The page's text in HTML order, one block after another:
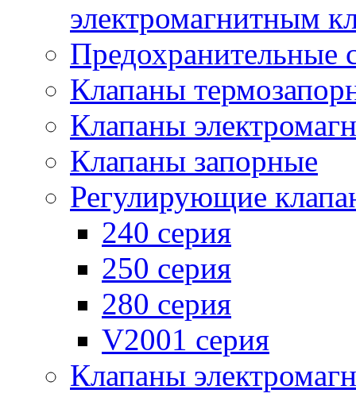
электромагнитным
Предохранительные
Клапаны
Клапаны
Клапаны запорные
Регулирующие
240 серия
250 серия
280 серия
V2001 серия
Клапаны